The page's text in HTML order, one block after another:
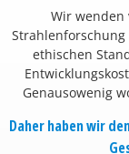
Wir wenden
ethischen
Genausowenig
Daher haben wir